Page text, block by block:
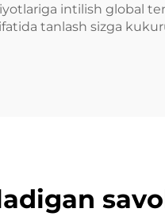
intilish global
tanlash sizga